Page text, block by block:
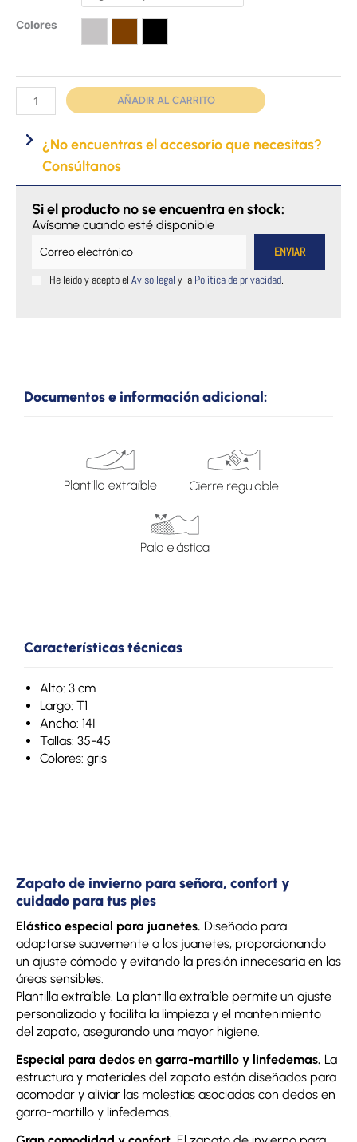
Colores
Gris
MarrónNegro
señora
AÑADIR AL CARRITO
¿No encuentras el accesorio que necesitas?
Consúltanos
Si el producto no se encuentra en stock:
Avísame cuando esté disponible
He leido y acepto el Aviso legal y la Política de privacidad.
Documentos e información adicional:
Características técnicas
Alto: 3 cm
Largo: T1
Ancho: 14I
Tallas: 35-45
Colores: gris
Zapato de invierno para señora, confort y
cuidado para tus pies
Elástico especial para juanetes. Diseñado para
adaptarse suavemente a los juanetes, proporcionando
un ajuste cómodo y evitando la presión innecesaria en las
áreas sensibles.
Plantilla extraíble. La plantilla extraíble permite un ajuste
personalizado y facilita la limpieza y el mantenimiento
del zapato, asegurando una mayor higiene.
Especial para dedos en garra-martillo y linfedemas. La
estructura y materiales del zapato están diseñados para
acomodar y aliviar las molestias asociadas con dedos en
garra-martillo y linfedemas.